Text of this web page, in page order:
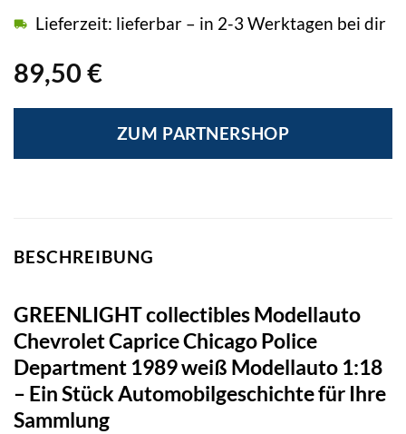
89,50 €
Lieferzeit: lieferbar – in 2-3 Werktagen bei dir
ZUM PARTNERSHOP
BESCHREIBUNG
GREENLIGHT collectibles Modellauto
Chevrolet Caprice Chicago Police
Department 1989 weiß Modellauto 1:18
– Ein Stück Automobilgeschichte für Ihre
Sammlung